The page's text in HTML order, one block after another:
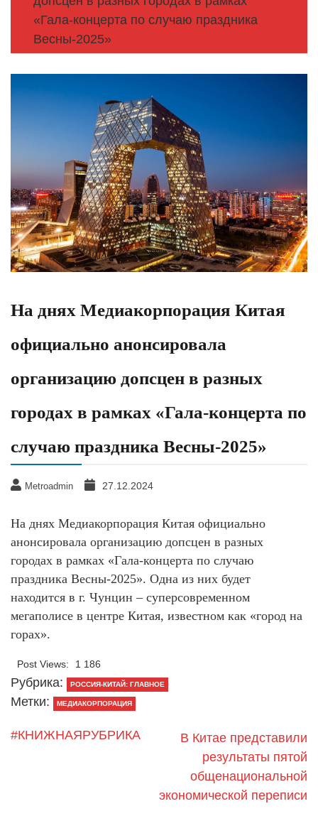
«Гала-концерта по случаю праздника
Весны-2025»
На днях Медиакорпорация Китая
официально анонсировала
организацию допсцен в разных
городах в рамках «Гала-концерта по
случаю праздника Весны-2025»
Metroadmin 27.12.2024
На днях Медиакорпорация Китая официально
анонсировала организацию допсцен в разных
городах в рамках «Гала-концерта по случаю
праздника Весны-2025». Одна из них будет
находится в г. Чунцин – суперсовременном
мегаполисе в центре Китая, известном как «город на
горах».
Post Views: 1 186
Рубрика: РОССИЯ-КИТАЙ: ГЛАВНОЕ
Метки: МЕДИАКОРПОРАЦИЯ
#КНИЖНАЯРУБРИКА
В Китае представили
результаты пятой
общенациональной
экономической переписи